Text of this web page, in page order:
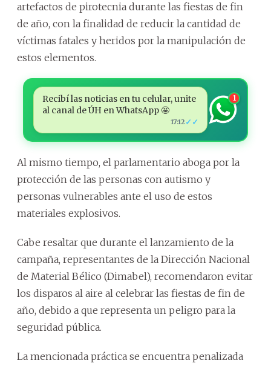
artefactos de pirotecnia durante las fiestas de fin
de año, con la finalidad de reducir la cantidad de
víctimas fatales y heridos por la manipulación de
estos elementos.
Recibí las noticias en tu celular, unite
al canal de ÚH en WhatsApp 🤩
17:12 ✓✓
1
Al mismo tiempo, el parlamentario aboga por la
protección de las personas con autismo y
personas vulnerables ante el uso de estos
materiales explosivos.
Cabe resaltar que durante el lanzamiento de la
campaña, representantes de la Dirección Nacional
de Material Bélico (Dimabel), recomendaron evitar
los disparos al aire al celebrar las fiestas de fin de
año, debido a que representa un peligro para la
seguridad pública.
La mencionada práctica se encuentra penalizada